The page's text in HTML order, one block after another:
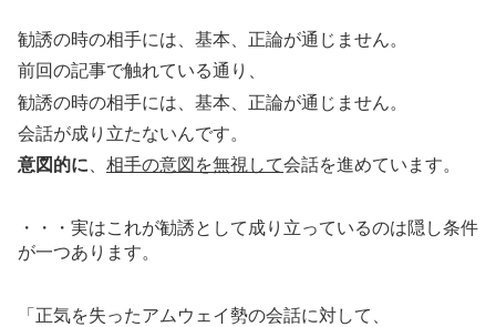
勧誘の時の相手には、基本、正論が通じません。
前回の記事で触れている通り、
勧誘の時の相手には、基本、正論が通じません。
会話が成り立たないんです。
意図的に、 相手の意図を無視して会話を進めています。
・・・実はこれが勧誘として成り立っているのは隠し条件
が一つあります。
「正気を失ったアムウェイ勢の会話に対して、